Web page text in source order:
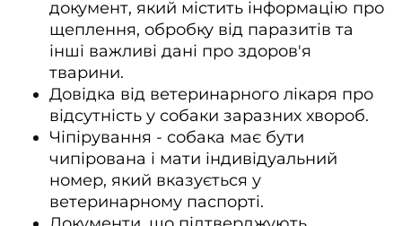
документ, який містить інформацію про
щеплення, обробку від паразитів та
інші важливі дані про здоров'я
тварини.
Довідка від ветеринарного лікаря про
відсутність у собаки заразних хвороб.
Чіпірування - собака має бути
чипірована і мати індивідуальний
номер, який вказується у
ветеринарному паспорті.